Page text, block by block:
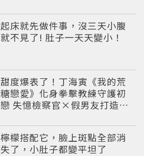
起床就先做件事，沒三天小腹
就不見了! 肚子一天天變小！
甜度爆表了！丁海寅《我的荒
糖戀愛》化身拳擊教練守護初
戀 失憶檢察官×假男友打造今
檸檬搭配它，臉上斑點全部消
失了，小肚子都變平坦了